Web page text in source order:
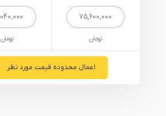
یراق آلات
تجهیزات ایمنی
قطعات یدکی ابزارآلات
تومان تومان
اعمال محدوده قیمت مورد نظر